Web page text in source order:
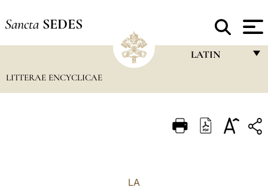
Sancta SEDES
LATIN
ITALIANO
LITTERAE ENCYCLICAE
LA